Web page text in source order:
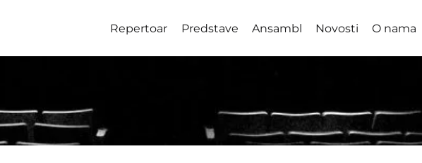
Repertoar Predstave Ansambl Novosti O nama